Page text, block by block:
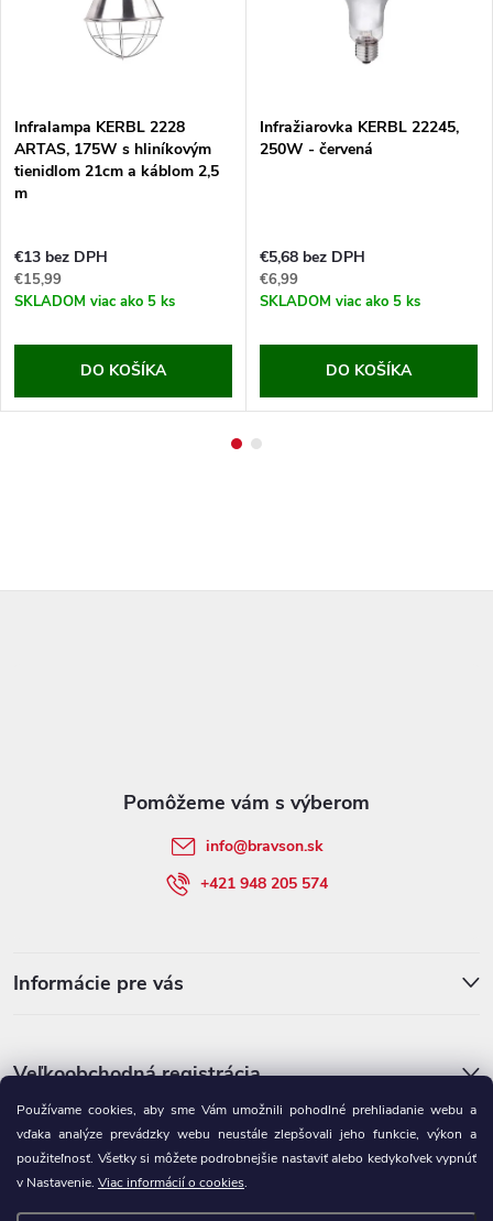
Používame cookies, aby sme Vám umožnili pohodlné prehliadanie webu a
vďaka analýze prevádzky webu neustále zlepšovali jeho funkcie, výkon a
použiteľnosť. Všetky si môžete podrobnejšie nastaviť alebo kedykoľvek vypnúť
v Nastavenie. Viac informácií o cookies.
Infralampa KERBL 2228
ARTAS, 175W s hliníkovým
tienidlom 21cm a káblom 2,5
m
€13 bez DPH
€15,99
SKLADOM viac ako 5 ks
DO KOŠÍKA
Infražiarovka KERBL 22245,
250W - červená
€5,68 bez DPH
€6,99
SKLADOM viac ako 5 ks
DO KOŠÍKA
info@bravson.sk
+421 948 205 574
Informácie pre vás
Veľkoobchodná registrácia